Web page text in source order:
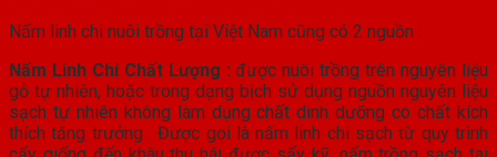
Nấm linh chi nuôi trồng tại Việt Nam cũng có 2 nguồn :
Nấm Linh Chi Chất Lượng : được nuôi trồng trên nguyên liệu
gỗ tự nhiên, hoặc trong dạng bịch sử dụng nguồn nguyên liệu
sạch tự nhiên không làm dụng chất dinh dưỡng có chất kích
thích tăng trưởng . Được gọi là nấm linh chi sạch từ quy trình